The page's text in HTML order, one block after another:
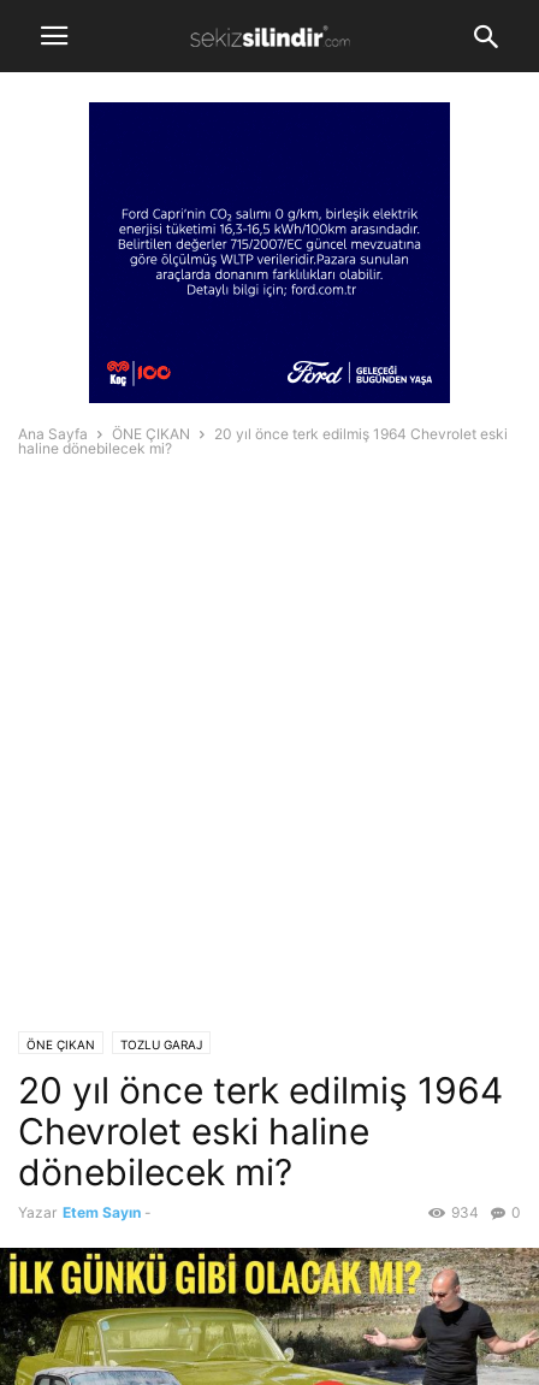
Ana Sayfa ÖNE ÇIKAN
20 yıl önce terk edilmiş 1964 Chevrolet eski
haline dönebilecek mi?
ÖNE ÇIKAN TOZLU GARAJ
20 yıl önce terk edilmiş 1964
Chevrolet eski haline
dönebilecek mi?
Yazar Etem Sayın - 0
934